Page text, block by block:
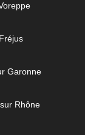
Garonne
Rhône